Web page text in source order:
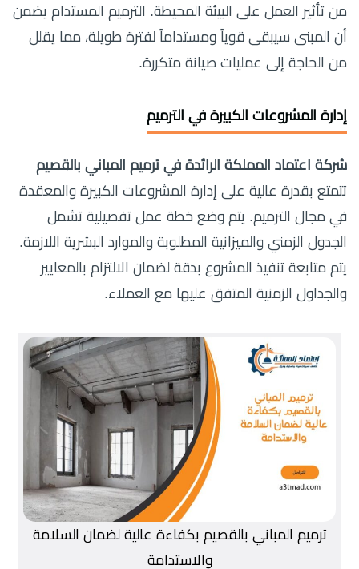
من تأثير العمل على البيئة المحيطة. الترميم المستدام يضمن
أن المبنى سيبقى قوياً ومستداماً لفترة طويلة، مما يقلل
من الحاجة إلى عمليات صيانة متكررة.
إدارة المشروعات الكبيرة في الترميم
شركة اعتماد المملكة الرائدة في ترميم المباني بالقصيم
تتمتع بقدرة عالية على إدارة المشروعات الكبيرة والمعقدة
في مجال الترميم. يتم وضع خطة عمل تفصيلية تشمل
الجدول الزمني والميزانية المطلوبة والموارد البشرية اللازمة.
يتم متابعة تنفيذ المشروع بدقة لضمان الالتزام بالمعايير
والجداول الزمنية المتفق عليها مع العملاء.
ترميم المباني بالقصيم بكفاءة عالية لضمان السلامة
والاستدامة